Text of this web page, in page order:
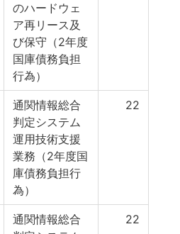
のハードウェ
ア再リース及
び保守（2年度
国庫債務負担
行為）
通関情報総合
判定システム
運用技術支援
業務（2年度国
庫債務負担行
為）
22
通関情報総合
22